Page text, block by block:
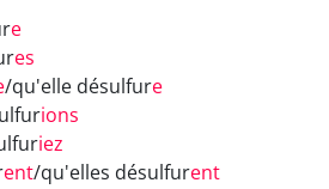
e
es
/qu'elle désulfure
ions
iez
ent/qu'elles désulfurent